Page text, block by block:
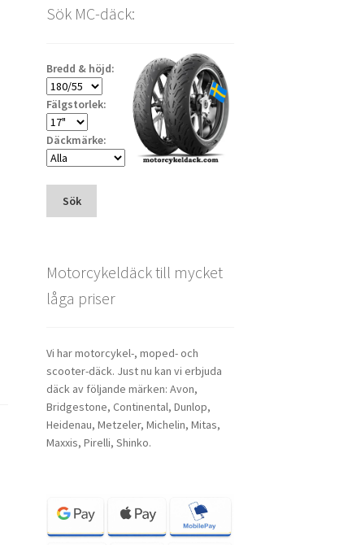
Sök MC-däck:
Bredd & höjd:
Fälgstorlek:
Däckmärke:
Sök
Motorcykeldäck till mycket
låga priser
Vi har motorcykel-, moped- och
scooter-däck. Just nu kan vi erbjuda
däck av följande märken: Avon,
Bridgestone, Continental, Dunlop,
Heidenau, Metzeler, Michelin, Mitas,
Maxxis, Pirelli, Shinko.